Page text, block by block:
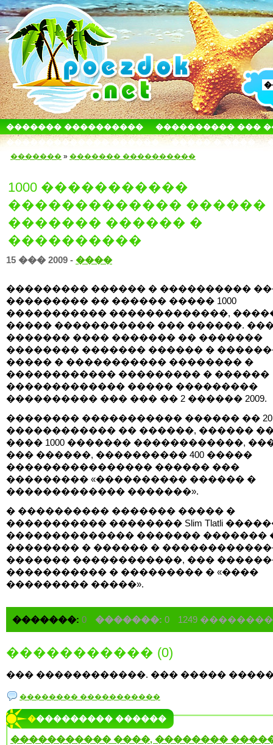
������� ����������
���������� ���
������������� ������
����� � ����
������� » ������� ����������
1000 �����������
������������� ������
������� ������ �
����������
15 ��� 2009 - ����
��������� ������ � ����������
��������� �� ������ ����� 1000
����������� �������������,
����� ����������� ��� ������.
������� ���� ������� �� �������
�������� ������� ������ �
����� � ����������� �������� �
������������ ��������� � ������
������������� ����� ���������
���������� ��� ��� �� 2 ������ 2009.
�������� ����������� ������ ��
������������ �� ������, ������
���� 1000 ������� ������������,
��� ������, ���������� 400 �����
���������������� ������ ���
��������� «���������� ������ �
������������� �������».
� ���������� ������� ����� �
����������� �������� Slim Tlatli
�������������� ������� �������
�������� � ������ �
������� ������������, ���
����������� � ��������� � «����
��������� �����».
�������: 0 �������: 0 1249
����������� (0)
��� ������������. ��� �����
�������� �����������
���������� ������
����������� ����, ��������